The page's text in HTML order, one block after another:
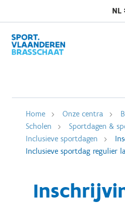
NL
Home Onze centra
Scholen
Sportdagen &
Inclusieve sportdagen
Inclusieve sportdag regulier